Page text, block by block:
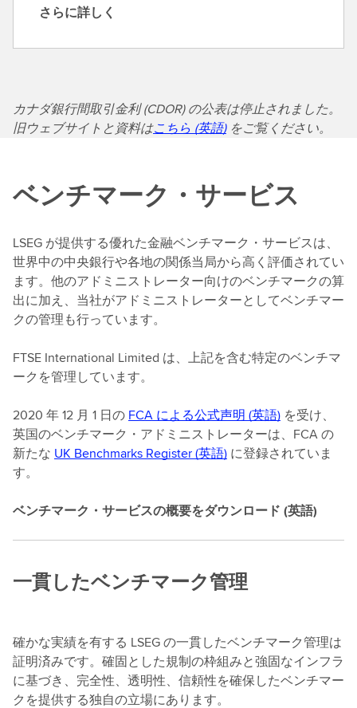
さ
く
さらに詳しく
カナダ銀行間取引金利 (CDOR) の公表は停止されました。
旧ウェブサイトと資料はこちら (英語)をご覧ください。
ベンチマーク・サービス
LSEG が提供する優れた金融ベンチマーク・サービスは、
世界中の中央銀行や各地の関係当局から高く評価されてい
ます。他のアドミニストレーター向けのベンチマークの算
出に加え、当社がアドミニストレーターとしてベンチマー
クの管理も行っています。
FTSE International Limited は、上記を含む特定のベンチマ
ークを管理しています。
2020 年 12 月 1 日の FCA による公式声明 (英語) を受け、
英国のベンチマーク・アドミニストレーターは、FCA の
新たな UK Benchmarks Register (英語) に登録されていま
す。
ベンチマーク・サービスの概要をダウンロード (英語)
一貫したベンチマーク管理
確かな実績を有する LSEG の一貫したベンチマーク管理は
証明済みです。確固とした規制の枠組みと強固なインフラ
に基づき、完全性、透明性、信頼性を確保したベンチマー
クを提供する独自の立場にあります。